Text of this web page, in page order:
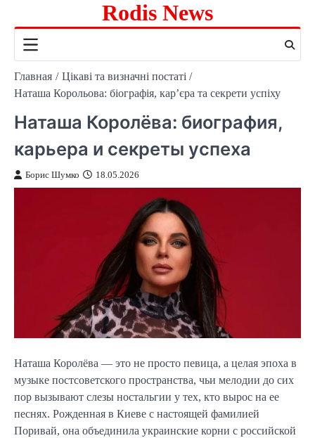
содержимому
Rodis News
Главная
Цікаві та визначні постаті
Наташа Корольова: біографія, кар’єра та секрети успіху
Наташа Королёва: биография,
карьера и секреты успеха
Борис Шумко 18.05.2026
Наташа Королёва — это не просто певица, а целая эпоха в
музыке постсоветского пространства, чьи мелодии до сих
пор вызывают слезы ностальгии у тех, кто вырос на ее
песнях. Рожденная в Киеве с настоящей фамилией
Поривай, она объединила украинские корни с российской